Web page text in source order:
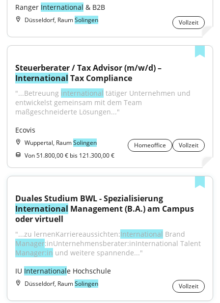
Ranger International & B2B
Düsseldorf, RaumSolingen Vollzeit
International Tax Compliance
"...Betreuung international tätiger Unternehmen und
entwickelst gemeinsam mit dem Team
maßgeschneiderte Lösungen..."
Ecovis
Wuppertal, RaumSolingen Homeoffice
Vollzeit
Von 51.800,00 € bis 121.300,00 €
International Management (B.A.) am Campus
oder virtuell
"...zu lernenKarriereaussichten:International
Manager
Manager:in und weitere spannende..."
IU Internationale Hochschule
Düsseldorf, RaumSolingen Vollzeit